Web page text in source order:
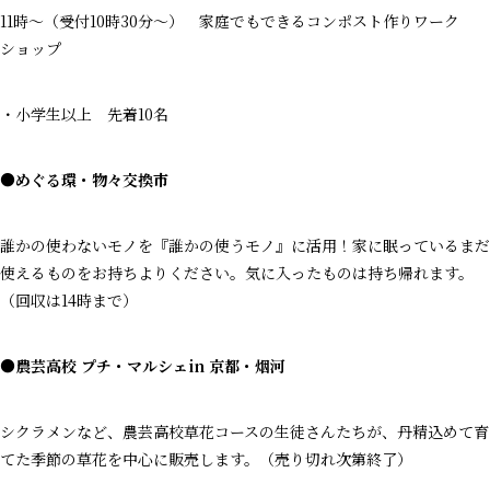
11時～（受付10時30分～） 家庭でもできるコンポスト作りワーク
ショップ
・小学生以上 先着10名
●めぐる環・物々交換市
誰かの使わないモノを『誰かの使うモノ』に活用！家に眠っているまだ
使えるものをお持ちよりください。気に入ったものは持ち帰れます。
（回収は14時まで）
●農芸高校 プチ・マルシェin 京都・烟河
シクラメンなど、農芸高校草花コースの生徒さんたちが、丹精込めて育
てた季節の草花を中心に販売します。（売り切れ次第終了）